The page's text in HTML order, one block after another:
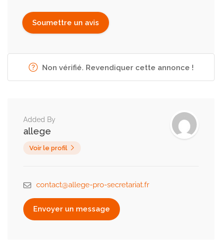
Non vérifié. Revendiquer cette annonce !
Added By
allege
Voir le profil
contact@allege-pro-secretariat.fr
Envoyer un message